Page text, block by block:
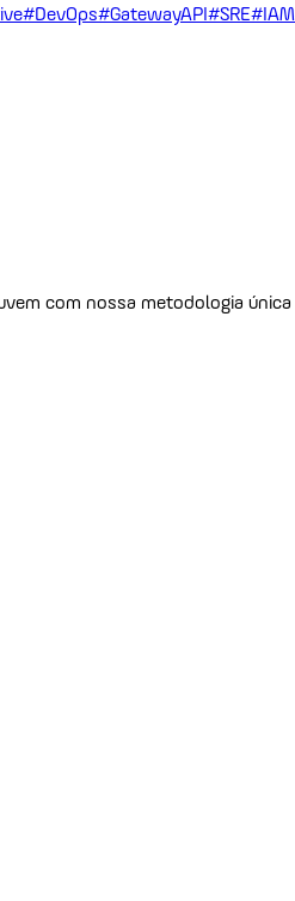
#DevOps#GatewayAPI#SRE#IAM
com nossa metodologia única